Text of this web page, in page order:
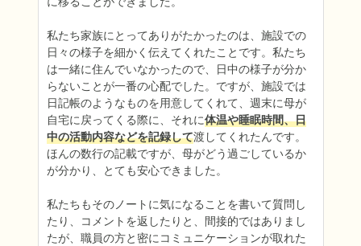
私たち家族にとってありがたかったのは、施設での
日々の様子を細かく伝えてくれたことです。私たち
は一緒に住んでいなかったので、日中の様子が分か
らないことが一番の心配でした。ですが、施設では
日記帳のようなものを用意してくれて、週末に母が
自宅に戻ってくる際に、それに体温や睡眠時間、日
中の活動内容などを記録して渡してくれたんです。
ほんの数行の記載ですが、母がどう過ごしているか
が分かり、とても安心できました。
私たちもそのノートに気になることを書いて質問し
たり、コメントを返したりと、間接的ではありまし
たが、職員の方と密にコミュニケーションが取れた